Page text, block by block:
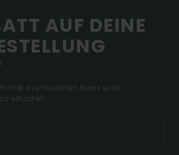
AUF DEINE
die neuesten News und
erhalten.